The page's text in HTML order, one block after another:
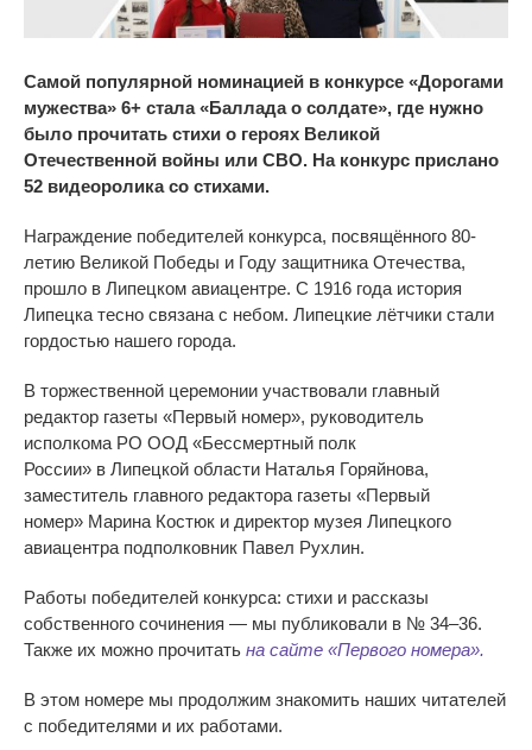
Самой популярной номинацией в конкурсе «Дорогами
мужества» 6+ стала«Баллада о солдате», где нужно
было прочитать стихи о героях Великой
Отечественной войны или СВО. На конкурс прислано
52 видеоролика со стихами.
Награждение победителей конкурса, посвящённого 80-
летию Великой Победы и Году защитника Отечества,
прошло в Липецком авиацентре. С 1916 года история
Липецка тесно связана с небом. Липецкие лётчики стали
гордостью нашего города.
В торжественной церемонии участвовали главный
редактор газеты «Первый номер», руководитель
исполкома РО ООД «Бессмертный полк
России» в Липецкой области Наталья Горяйнова,
заместитель главного редактора газеты «Первый
номер» Марина Костюк и директор музея Липецкого
авиацентра подполковник Павел Рухлин.
Работы победителей конкурса: стихи и рассказы
собственного сочинения — мы публиковали в № 34–36.
Также их можно прочитать на сайте «Первого номера».
В этом номере мы продолжим знакомить наших читателей
с победителями и их работами.